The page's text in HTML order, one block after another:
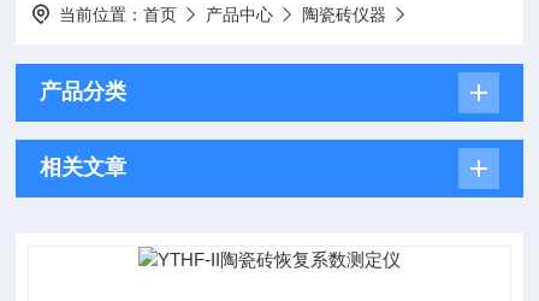
当前位置：首页 产品中心 陶瓷砖仪器
产品分类
相关文章